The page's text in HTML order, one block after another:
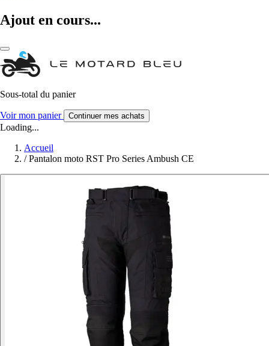
Ajout en cours...
Sous-total du panier
Voir mon panier Continuer mes achats
Loading...
Accueil
/ Pantalon moto RST Pro Series Ambush CE